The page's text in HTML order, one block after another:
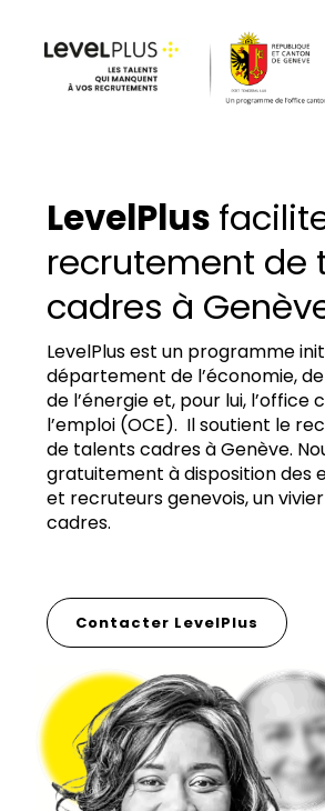
contenu
LevelPlus
recrutement de
cadres à
LevelPlus est un programme
département de l’économie,
de l’énergie et, pour lui, l’office
l’emploi (OCE). Il soutient le
de talents cadres à Genève.
gratuitement à disposition des
et recruteurs genevois, un
cadres.
Contacter LevelPlus